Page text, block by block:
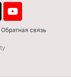
Обратная связь
Youtube